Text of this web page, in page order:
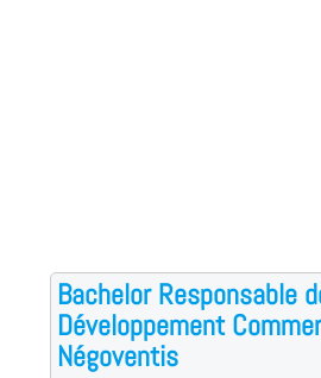
Bachelor Responsable
Développement
Négoventis